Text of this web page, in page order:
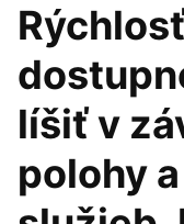
líšiť v
polohy